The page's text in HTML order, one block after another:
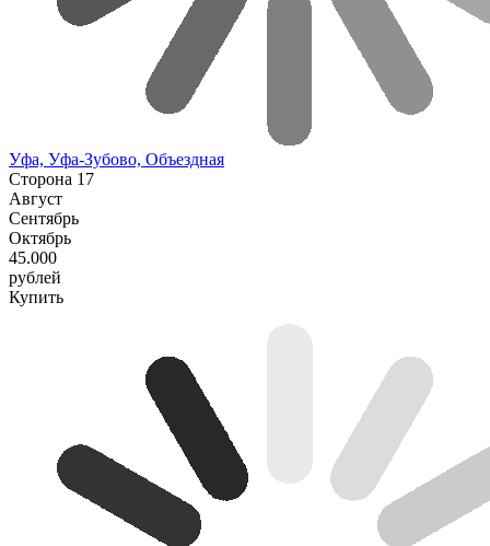
Уфа, Уфа-Зубово, Объездная
Сторона 17
Август
Сентябрь
Октябрь
45.000
рублей
Купить